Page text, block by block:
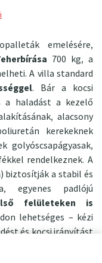
emelésére,
700 kg, a
A villa standard
. Bár a kocsi
a haladást a kezelő
alacsony
kerekeknek
golyóscsapágyasak,
rendelkeznek. A
biztosítják a stabil és
egyenes padlójú
felületeken is
lehetséges – kézi
és kocsi irányítást